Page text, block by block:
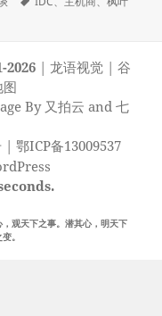
提供商
2026| 龙语视觉| 谷
By 又拍云 and 七
| 鄂ICP备13009537
观天下之事。潜其心，明天下
。